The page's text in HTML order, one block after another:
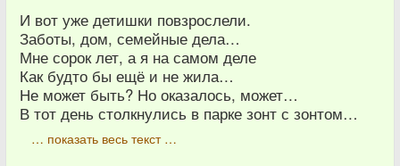
И вот уже детишки повзрослели.
Заботы, дом, семейные дела…
Мне сорок лет, а я на самом деле
Как будто бы ещё и не жила…
Не может быть? Но оказалось, может…
В тот день столкнулись в парке зонт с зонтом…
… показать весь текст …